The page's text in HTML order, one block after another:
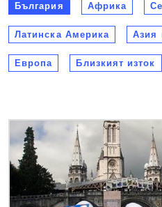
България Африка
Латинска Америка Азия
Европа Близкият изток
Снимка